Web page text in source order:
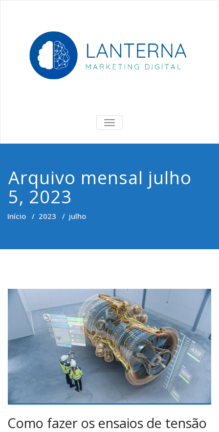
Lanterna
ALTERNAR
DE
Arquivo mensal julho
5, 2023
Início / 2023 / julho
Como fazer os ensaios de tensão